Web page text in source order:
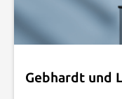
Gebhardt und